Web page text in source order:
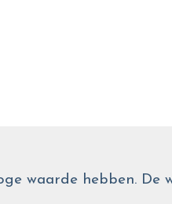
waarde hebben. De